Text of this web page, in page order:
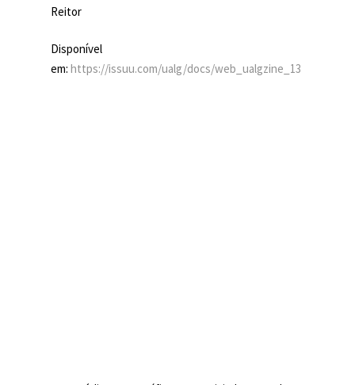
Reitor
Disponível
em: https://issuu.com/ualg/docs/web_ualgzine_13